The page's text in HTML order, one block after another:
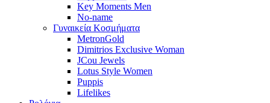
Key Moments Men
No-name
Γυναικεία Κοσμήματα
MetronGold
Dimitrios Exclusive Woman
JCou Jewels
Lotus Style Women
Puppis
Lifelikes